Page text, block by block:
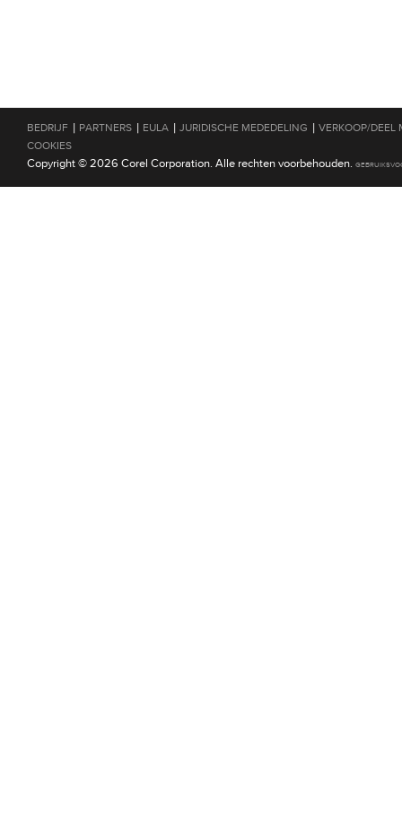
BEDRIJF | PARTNERS | EULA | JURIDISCHE MEDEDELING | VERKOOP/DEEL
COOKIES
Copyright © 2026 Corel Corporation. Alle rechten voorbehouden.